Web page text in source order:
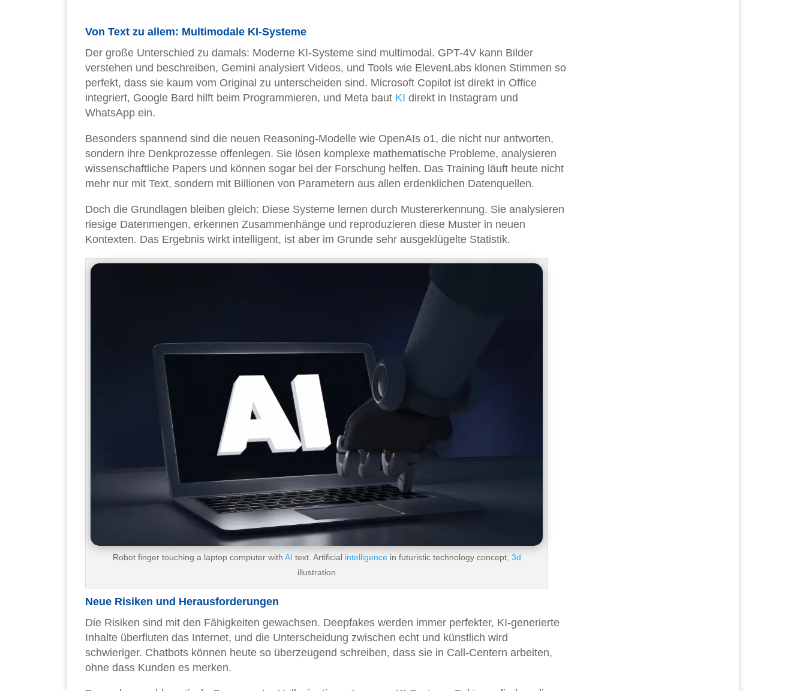
Von Text zu allem: Multimodale KI-Systeme
Der große Unterschied zu damals: Moderne KI-Systeme sind multimodal. GPT-4V kann Bilder
verstehen und beschreiben, Gemini analysiert Videos, und Tools wie ElevenLabs klonen Stimmen so
perfekt, dass sie kaum vom Original zu unterscheiden sind. Microsoft Copilot ist direkt in Office
integriert, Google Bard hilft beim Programmieren, und Meta baut KI direkt in Instagram und
WhatsApp ein.
Besonders spannend sind die neuen Reasoning-Modelle wie OpenAIs o1, die nicht nur antworten,
sondern ihre Denkprozesse offenlegen. Sie lösen komplexe mathematische Probleme, analysieren
wissenschaftliche Papers und können sogar bei der Forschung helfen. Das Training läuft heute nicht
mehr nur mit Text, sondern mit Billionen von Parametern aus allen erdenklichen Datenquellen.
Doch die Grundlagen bleiben gleich: Diese Systeme lernen durch Mustererkennung. Sie analysieren
riesige Datenmengen, erkennen Zusammenhänge und reproduzieren diese Muster in neuen
Kontexten. Das Ergebnis wirkt intelligent, ist aber im Grunde sehr ausgeklügelte Statistik.
Robot finger touching a laptop computer with AI text. Artificial intelligencein futuristic technology concept, 3d
illustration
Neue Risiken und Herausforderungen
Die Risiken sind mit den Fähigkeiten gewachsen. Deepfakes werden immer perfekter, KI-generierte
Inhalte überfluten das Internet, und die Unterscheidung zwischen echt und künstlich wird
schwieriger. Chatbots können heute so überzeugend schreiben, dass sie in Call-Centern arbeiten,
ohne dass Kunden es merken.